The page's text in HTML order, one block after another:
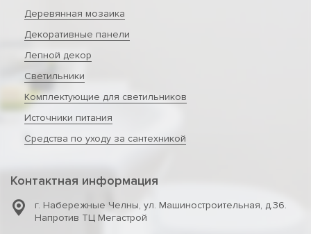
Деревянная мозаика
Декоративные панели
Лепной декор
Светильники
Комплектующие для светильников
Источники питания
Средства по уходу за сантехникой
Контактная информация
г. Набережные Челны, ул. Машиностроительная, д.36.
Напротив ТЦ Мегастрой